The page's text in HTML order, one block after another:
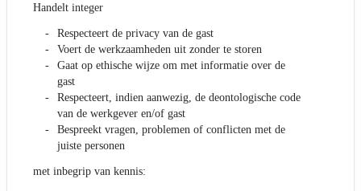
Handelt integer
Respecteert de privacy van de gast
Voert de werkzaamheden uit zonder te storen
Gaat op ethische wijze om met informatie over de
gast
Respecteert, indien aanwezig, de deontologische code
van de werkgever en/of gast
Bespreekt vragen, problemen of conflicten met de
juiste personen
met inbegrip van kennis: